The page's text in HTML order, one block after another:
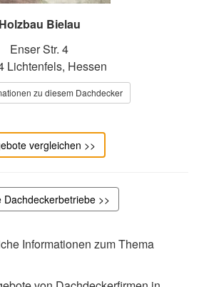
Holzbau Bielau
Enser Str. 4
Lichtenfels, Hessen
zu diesem Dachdecker
vergleichen >>
Dachdeckerbetriebe >>
Informationen zum Thema